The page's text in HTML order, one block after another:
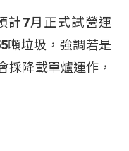
計7月正式試營運
噸垃圾，強調若是
採降載單爐運作，